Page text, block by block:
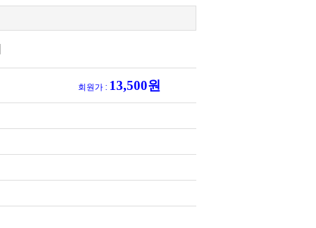
회원가 : 13,500원